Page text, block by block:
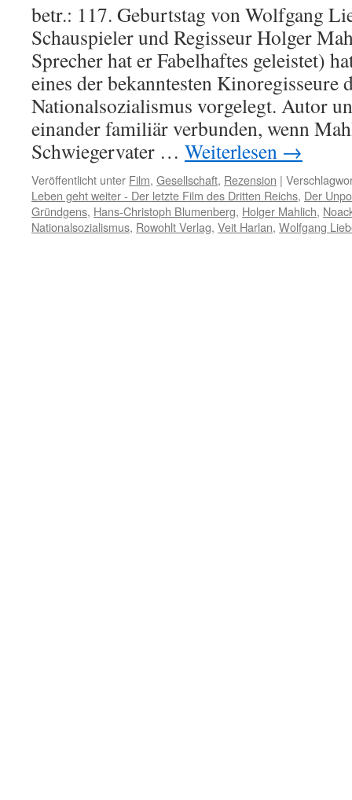
betr.: 117. Geburtstag von Wolfgang
Schauspieler und Regisseur Holger
Sprecher hat er Fabelhaftes geleistet)
eines der bekanntesten Kinoregisseure
Nationalsozialismus vorgelegt. Autor
einander familiär verbunden, wenn
Schwiegervater … Weiterlesen →
Veröffentlicht unter Film, Gesellschaft, Rezension |
Leben geht weiter - Der letzte Film des Dritten Reichs, Der
Gründgens, Hans-Christoph Blumenberg, Holger Mahlich,
Nationalsozialismus, Rowohlt Verlag, Veit Harlan, Wolfgang